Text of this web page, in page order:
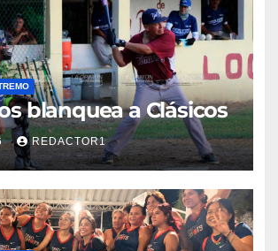
blanquea a Clásicos
REDACTOR1